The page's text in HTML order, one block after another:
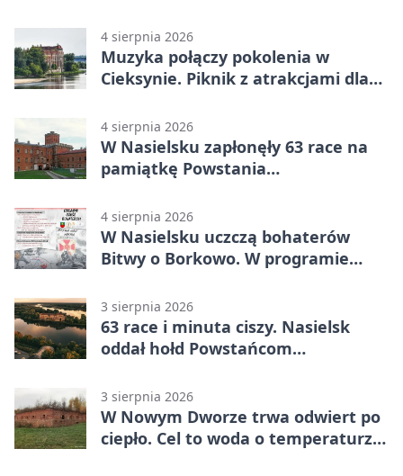
4 sierpnia 2026
Muzyka połączy pokolenia w
Cieksynie. Piknik z atrakcjami dla
4 sierpnia 2026
W Nasielsku zapłonęły 63 race na
pamiątkę Powstania
4 sierpnia 2026
W Nasielsku uczczą bohaterów
Bitwy o Borkowo. W programie
3 sierpnia 2026
63 race i minuta ciszy. Nasielsk
oddał hołd Powstańcom
3 sierpnia 2026
W Nowym Dworze trwa odwiert po
ciepło. Cel to woda o temperaturze